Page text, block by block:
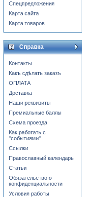
Спецпредложения
Карта сайта
Карта товаров
Справка
Контакты
Какъ сдѣлать заказъ
ОПЛАТА
Доставка
Наши реквизиты
Премиальные баллы
Схема проезда
Как работать с
"событиями"
Ссылки
Православный календарь
Статьи
Обязательство о
конфиденциальности
Условия работы